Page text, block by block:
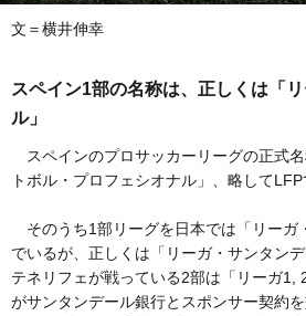
文＝横井伸幸
スペイン1部の名称は、正しくは「
ル」
スペインのプロサッカーリーグの正式
トボル・プロフェシオナル」、略してLFP
そのうち1部リーグを日本では「リーガ
でいるが、正しくは「リーガ・サンタン
テネリフェが戦っている2部は「リーガ1,
がサンタンデール銀行とスポンサー契約